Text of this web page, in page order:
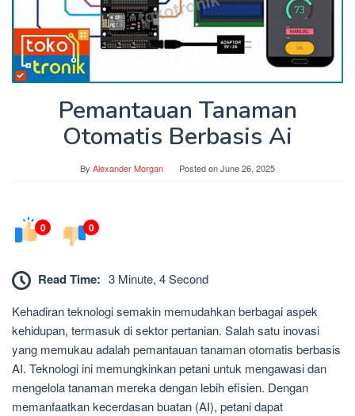
Pemantauan Tanaman
Otomatis Berbasis Ai
By Alexander Morgan Posted onJune 26, 2025
0 0
Read Time: 3 Minute, 4 Second
Kehadiran teknologi semakin memudahkan berbagai aspek
kehidupan, termasuk di sektor pertanian. Salah satu inovasi
yang memukau adalah pemantauan tanaman otomatis berbasis
AI. Teknologi ini memungkinkan petani untuk mengawasi dan
mengelola tanaman mereka dengan lebih efisien. Dengan
memanfaatkan kecerdasan buatan (AI), petani dapat